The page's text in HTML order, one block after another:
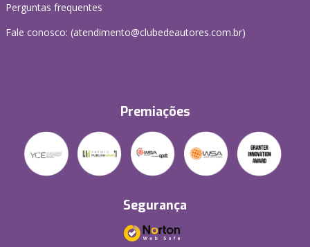
Perguntas frequentes
Fale conosco: (atendimento@clubedeautores.com.br)
Premiações
Segurança